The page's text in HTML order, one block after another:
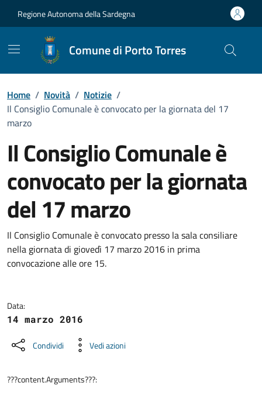
Regione Autonoma della Sardegna
Comune di Porto Torres
Home / Novità / Notizie /
Il Consiglio Comunale è convocato per la giornata del 17
marzo
Il Consiglio Comunale è
convocato per la giornata
del 17 marzo
Dettagli della notizia
Il Consiglio Comunale è convocato presso la sala consiliare
nella giornata di giovedì 17 marzo 2016 in prima
convocazione alle ore 15.
Data:
14 marzo 2016
Condividi Vedi azioni
???content.Arguments???: